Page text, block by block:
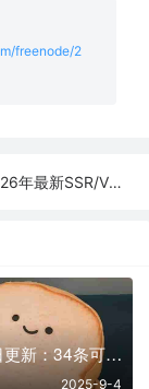
freenode/2
新SSR/V2Ray/Clash节点分享 | 7月4日实时可用
09月04日更新：34条可用免费节点 | 2025年SSR/V2ray/Clash订阅链接
2025-9-4